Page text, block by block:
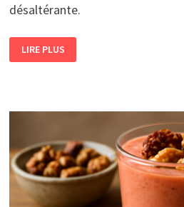
désaltérante.
PRÉPARER
UNE
RAFRAÎCHISSANTE
LIRE PLUS